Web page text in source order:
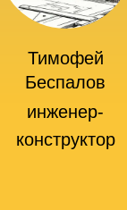
Тимофей
Беспалов
инженер-
конструктор